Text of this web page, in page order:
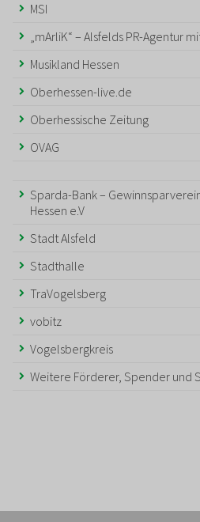
MSI
„mArliK“ – Alsfelds PR-Agentur
Musikland Hessen
Oberhessen-live.de
Oberhessische Zeitung
OVAG
Sparda-Bank –
Hessen e.V
Stadt Alsfeld
Stadthalle
TraVogelsberg
vobitz
Vogelsbergkreis
Weitere Förderer, Spender und